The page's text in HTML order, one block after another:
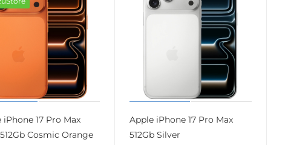
iPhone 17 Pro Max
Cosmic Orange
Apple iPhone 17 Pro Max
512Gb Silver